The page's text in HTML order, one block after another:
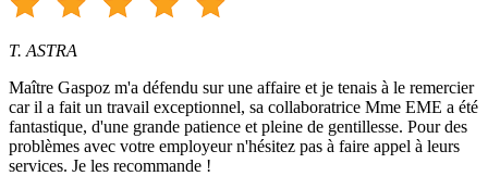
T. ASTRA
Maître Gaspoz m'a défendu sur une affaire et je tenais à le remercier
car il a fait un travail exceptionnel, sa collaboratrice Mme EME a été
fantastique, d'une grande patience et pleine de gentillesse. Pour des
problèmes avec votre employeur n'hésitez pas à faire appel à leurs
services. Je les recommande !